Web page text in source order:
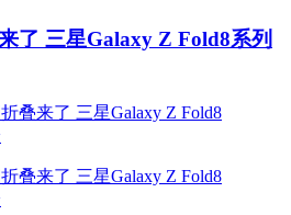
了 三星Galaxy Z Fold8系列